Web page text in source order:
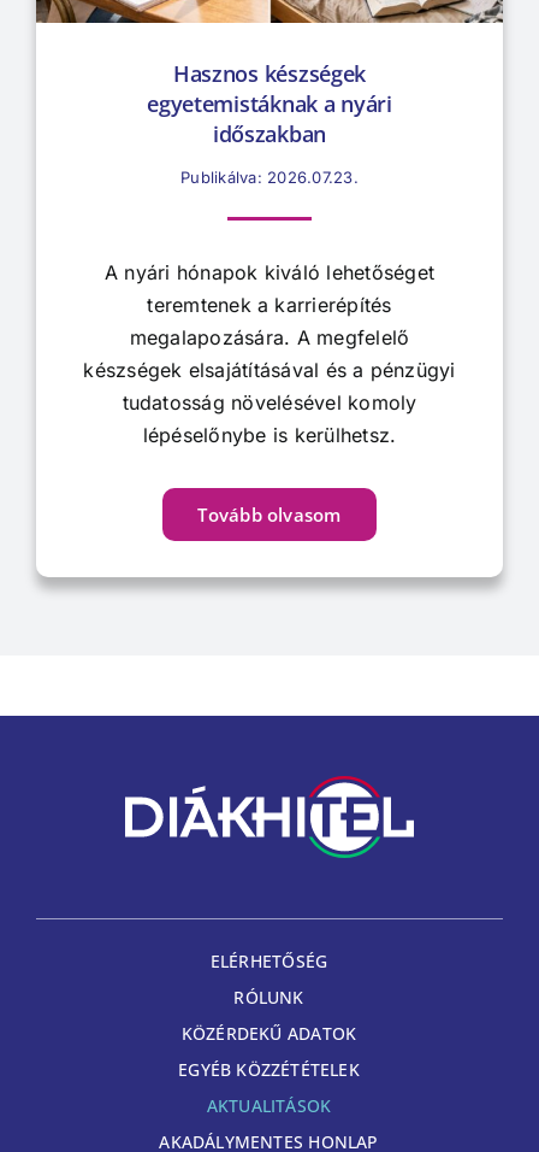
Hasznos készségek
egyetemistáknak a nyári
időszakban
Publikálva: 2026.07.23.
A nyári hónapok kiváló lehetőséget
teremtenek a karrierépítés
megalapozására. A megfelelő
készségek elsajátításával és a pénzügyi
tudatosság növelésével komoly
lépéselőnybe is kerülhetsz.
Tovább olvasom
ELÉRHETŐSÉG
RÓLUNK
KÖZÉRDEKŰ ADATOK
EGYÉB KÖZZÉTÉTELEK
AKTUALITÁSOK
AKADÁLYMENTES HONLAP